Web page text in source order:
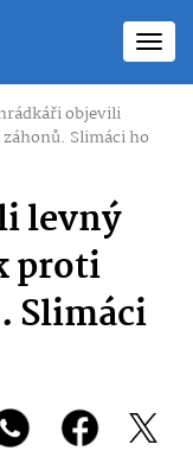
objevili
Slimáci ho
levný
proti
Slimáci